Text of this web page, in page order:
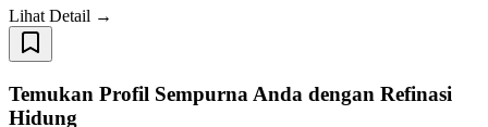
Lihat Detail →
Temukan Profil Sempurna Anda dengan Refinasi
Hidung